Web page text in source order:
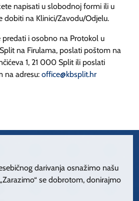
napisati u slobodnoj formi ili u
dobiti na Klinici/Zavodu/Odjelu.
i osobno na Protokol u
na Firulama, poslati poštom na
1, 21 000 Split ili poslati
na adresu: office@kbsplit.hr
darivanja osnažimo našu
se dobrotom, donirajmo